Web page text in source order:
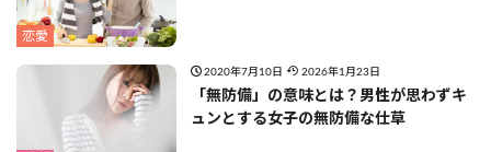
恋愛
2020年7月10日 2026年1月23日
「無防備」の意味とは？男性が思わずキ
ュンとする女子の無防備な仕草